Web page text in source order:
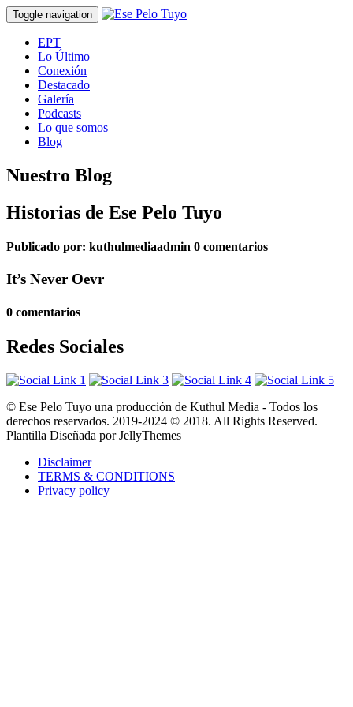
Toggle navigation
EPT
Lo Último
Conexión
Destacado
Galería
Podcasts
Lo que somos
Blog
Nuestro Blog
Historias de Ese Pelo Tuyo
Publicado por: kuthulmediaadmin 0 comentarios
It’s Never Oevr
0 comentarios
Redes Sociales
© Ese Pelo Tuyo una producción de Kuthul Media - Todos los
derechos reservados. 2019-2024 © 2018. All Rights Reserved.
Plantilla Diseñada por JellyThemes
Disclaimer
TERMS & CONDITIONS
Privacy policy